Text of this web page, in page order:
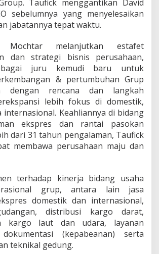
S
a
n
g
a
k
h
o
d
a
B
a
r
u
R
P
r
o
u
p
Taufick menggantikan David
sebelumnya yang menyelesaikan
jabatannya tepat waktu.
melanjutkan estafet
dan strategi bisnis perusahaan,
juru kemudi baru untuk
& pertumbuhan Grup
dengan rencana dan langkah
lebih fokus di domestik,
internasional. Keahliannya di bidang
ekspres dan rantai pasokan
dari 31 tahun pengalaman, Taufick
membawa perusahaan maju dan
terhadap kinerja bidang usaha
grup, antara lain jasa
domestik dan internasional,
distribusi kargo darat,
kargo laut dan udara, layanan
(kepabeanan) serta
teknikal gedung.